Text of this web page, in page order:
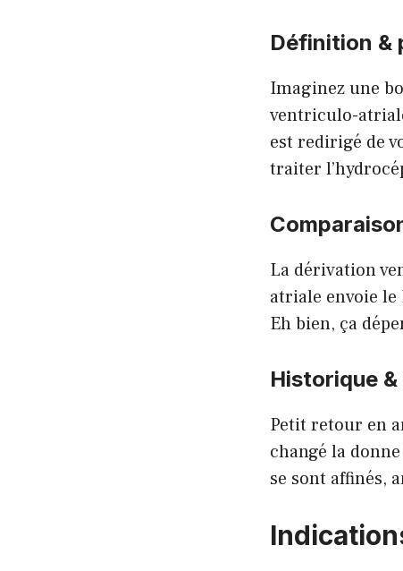
Définition &
Imaginez une
ventriculo-
est redirigé de
traiter
La dérivation
atriale envoie le
Eh bien, ça
Historique
Petit retour en
changé la
se sont affinés,